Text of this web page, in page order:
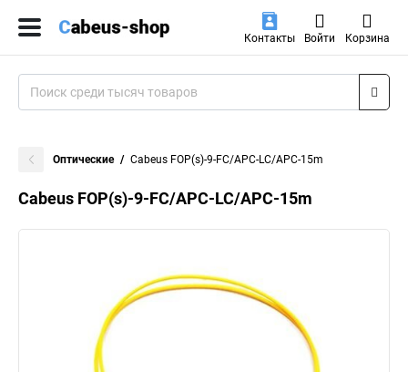
Контакты Войти Корзина
Оптические Cabeus FOP(s)-9-FC/APC-LC/APC-15m
Cabeus FOP(s)-9-FC/APC-LC/APC-15m